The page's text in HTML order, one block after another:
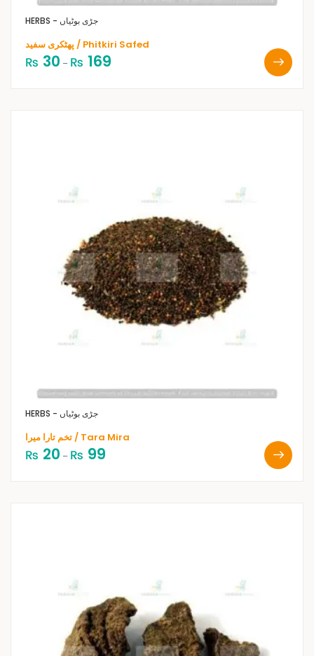
HERBS - جڑی بوٹیاں
پھٹکری سفید / Phitkiri Safed
₨ 30 – ₨ 169
HERBS - جڑی بوٹیاں
تخم تارا میرا / Tara Mira
₨ 20 – ₨ 99